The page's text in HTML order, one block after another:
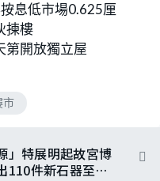
息低市場0.625厘
揀樓
第開放獨立屋
市
」特展明起故宮博
件新石器至夏